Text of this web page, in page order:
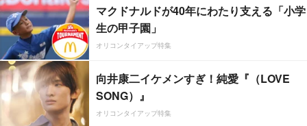
マクドナルドが40年にわたり支える「小学
生の甲子園」
オリコンタイアップ特集
向井康二イケメンすぎ！純愛『（LOVE
SONG）』
オリコンタイアップ特集